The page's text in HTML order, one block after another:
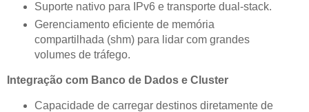
Suporte nativo para IPv6 e transporte dual-stack.
Gerenciamento eficiente de memória
compartilhada (shm) para lidar com grandes
volumes de tráfego.
Integração com Banco de Dados e Cluster
Capacidade de carregar destinos diretamente de